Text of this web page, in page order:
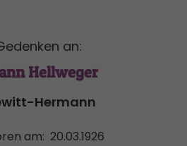
an:
Hellweger
Hermann
am: 20.03.1926